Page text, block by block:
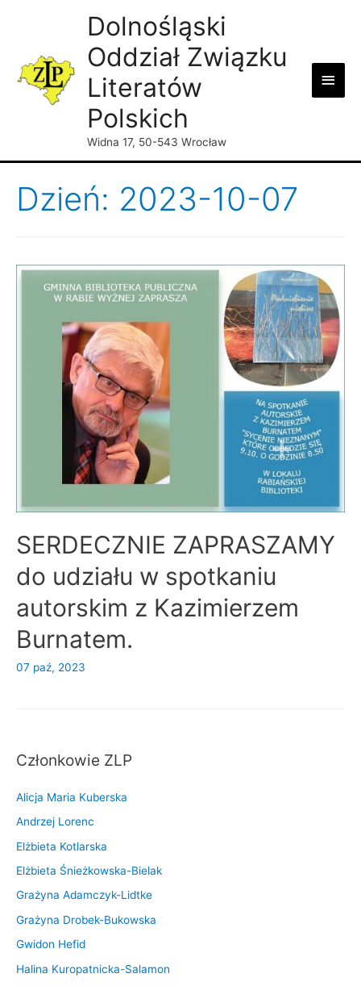
Dolnośląski
Oddział Związku
Literatów
Polskich
Widna 17, 50-543 Wrocław
Main
Dzień: 2023-10-07
SERDECZNIE ZAPRASZAMY
do udziału w spotkaniu
autorskim z Kazimierzem
Burnatem.
07 paź, 2023
Członkowie ZLP
Alicja Maria Kuberska
Andrzej Lorenc
Elżbieta Kotlarska
Elżbieta Śnieżkowska-Bielak
Grażyna Adamczyk-Lidtke
Grażyna Drobek-Bukowska
Gwidon Hefid
Halina Kuropatnicka-Salamon